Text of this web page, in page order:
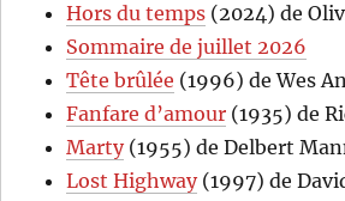
Hors du temps (2024) de
Sommaire de juillet 2026
Tête brûlée (1996) de Wes
Fanfare d’amour (1935) de
Marty(1955) de Delbert
Lost Highway(1997) de